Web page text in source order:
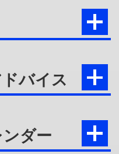
バイス
ダー